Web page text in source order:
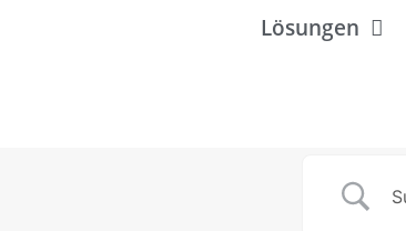
Lösungen